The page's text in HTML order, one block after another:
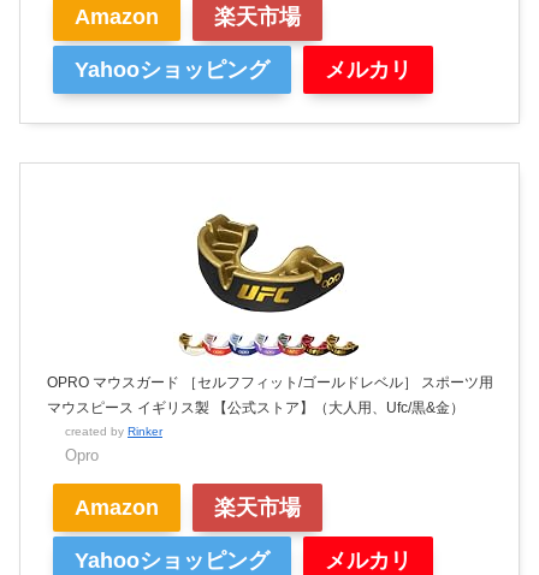
Amazon 楽天市場
Yahooショッピング メルカリ
OPRO マウスガード ［セルフフィット/ゴールドレベル］ スポーツ用
マウスピース イギリス製 【公式ストア】（大人用、Ufc/黒&金）
created by Rinker
Opro
Amazon 楽天市場
Yahooショッピング メルカリ